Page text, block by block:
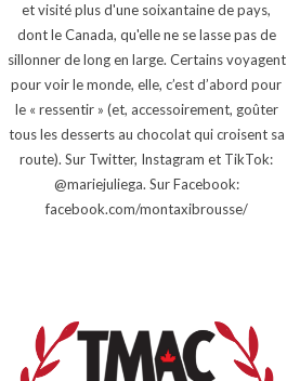
et visité plus d'une soixantaine de pays,
dont le Canada, qu'elle ne se lasse pas de
sillonner de long en large. Certains voyagent
pour voir le monde, elle, c’est d’abord pour
le « ressentir » (et, accessoirement, goûter
tous les desserts au chocolat qui croisent sa
route). Sur Twitter, Instagram et TikTok:
@mariejuliega. Sur Facebook:
facebook.com/montaxibrousse/